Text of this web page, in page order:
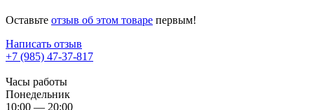
Оставьте отзыв об этом товаре первым!
Написать отзыв
+7 (985) 47-37-817
Часы работы
Понедельник
10:00 — 20:00